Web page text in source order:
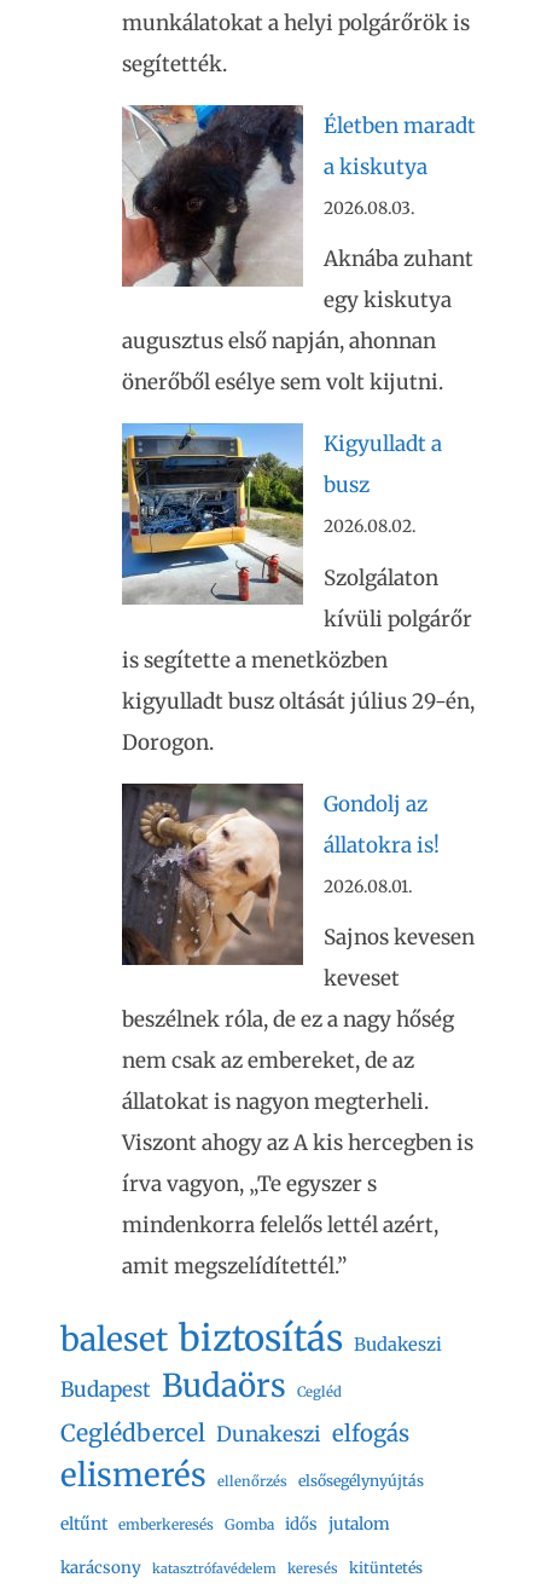
munkálatokat a helyi polgárőrök is
segítették.
Életben maradt
a kiskutya
2026.08.03.
Aknába zuhant
egy kiskutya
augusztus első napján, ahonnan
önerőből esélye sem volt kijutni.
Kigyulladt a
busz
2026.08.02.
Szolgálaton
kívüli polgárőr
is segítette a menetközben
kigyulladt busz oltását július 29-én,
Dorogon.
Gondolj az
állatokra is!
2026.08.01.
Sajnos kevesen
keveset
beszélnek róla, de ez a nagy hőség
nem csak az embereket, de az
állatokat is nagyon megterheli.
Viszont ahogy az A kis hercegben is
írva vagyon, „Te egyszer s
mindenkorra felelős lettél azért,
amit megszelídítettél.”
baleset biztosítás Budakeszi
Budapest Budaörs Cegléd
Ceglédbercel Dunakeszi elfogás
elismerés ellenőrzés elsősegélynyújtás
eltűnt emberkeresés Gomba idős jutalom
karácsony katasztrófavédelem keresés kitüntetés